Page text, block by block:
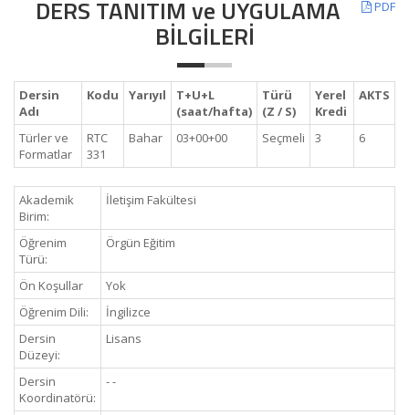
PDF
DERS TANITIM ve UYGULAMA
BİLGİLERİ
Dersin
Adı
Kodu Yarıyıl
T+U+L
(saat/hafta)
Türü
(Z / S)
Yerel
Kredi
AKTS
Türler ve
Formatlar
RTC
331
Bahar 03+00+00 Seçmeli 3 6
Akademik
Birim:
İletişim Fakültesi
Öğrenim
Türü:
Örgün Eğitim
Ön Koşullar
Yok
Öğrenim Dili:
İngilizce
Dersin
Düzeyi:
Lisans
Dersin
Koordinatörü:
- -